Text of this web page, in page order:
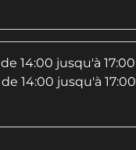
de 14:00 jusqu'à 17:00
de 14:00 jusqu'à 17:00